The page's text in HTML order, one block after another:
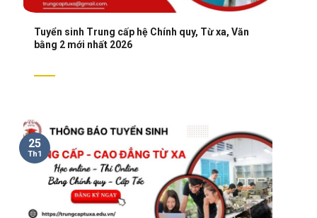
Tuyển sinh Trung cấp hệ Chính quy, Từ xa, Văn
bằng 2 mới nhất 2026
25
Th1